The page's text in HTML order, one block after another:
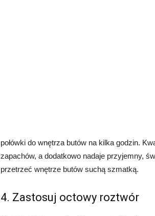
połówki do wnętrza butów na kilka godzin.
zapachów, a dodatkowo nadaje przyjemny,
przetrzeć wnętrze butów suchą szmatką.
4. Zastosuj octowy roztwór